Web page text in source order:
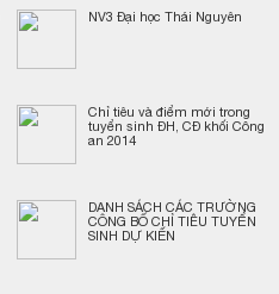
NV3 Đại học Thái Nguyên
Chỉ tiêu và điểm mới trong
tuyển sinh ĐH, CĐ khối Công
an 2014
DANH SÁCH CÁC TRƯỜNG
CÔNG BỐ CHỈ TIÊU TUYỂN
SINH DỰ KIẾN